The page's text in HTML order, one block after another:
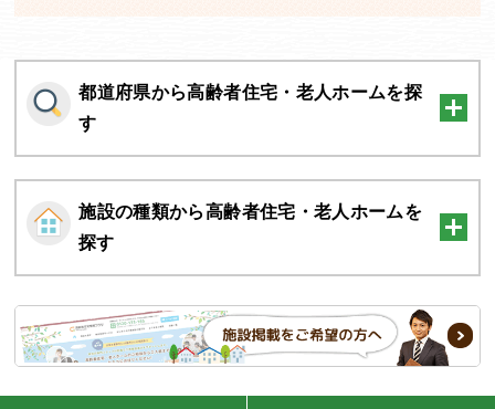
都道府県から高齢者住宅・老人ホームを探
す
施設の種類から高齢者住宅・老人ホームを
探す